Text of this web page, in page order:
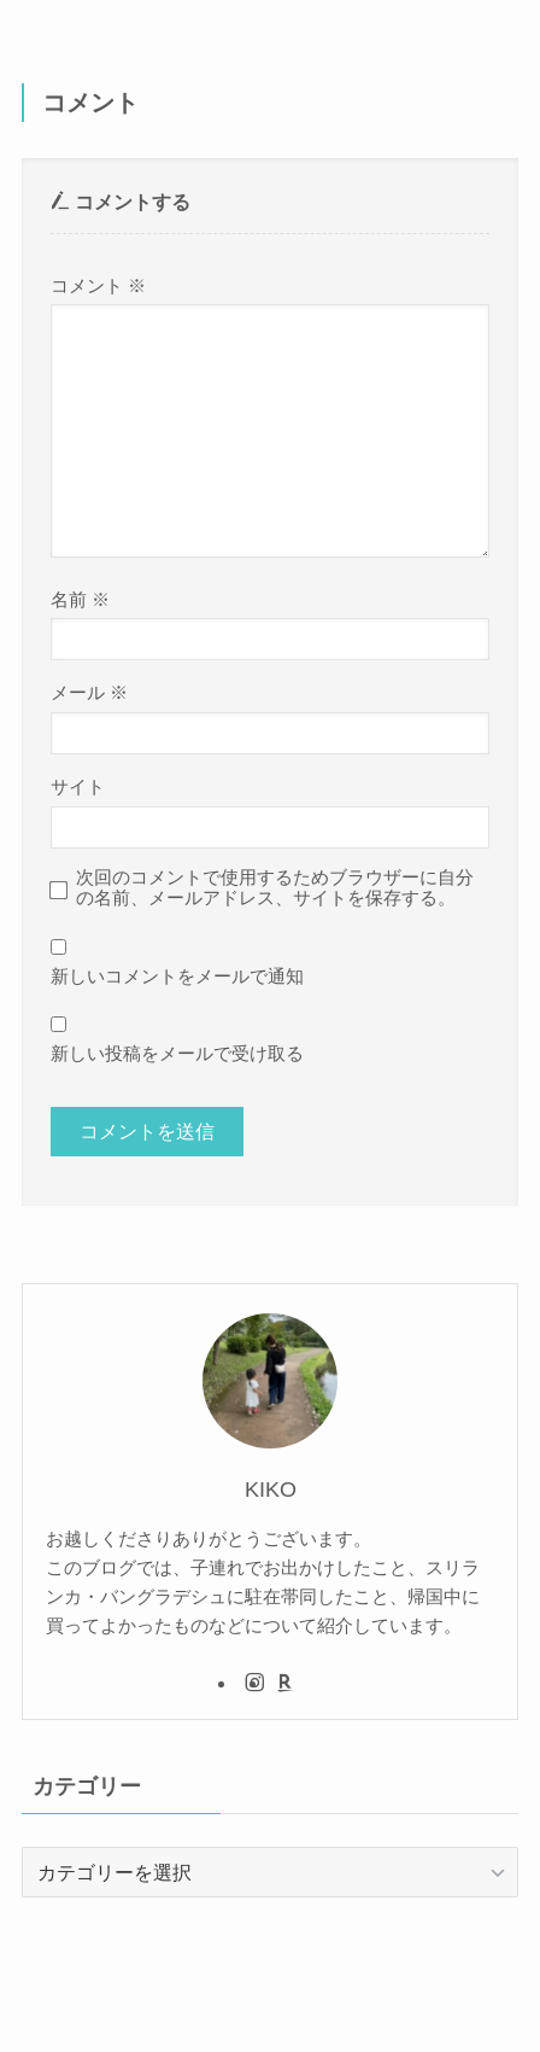
コメント
コメントする
コメント ※
名前 ※
メール ※
サイト
次回のコメントで使用するためブラウザーに自分
の名前、メールアドレス、サイトを保存する。
新しいコメントをメールで通知
新しい投稿をメールで受け取る
KIKO
お越しくださりありがとうございます。
このブログでは、子連れでお出かけしたこと、スリラ
ンカ・バングラデシュに駐在帯同したこと、帰国中に
買ってよかったものなどについて紹介しています。
カテゴリー